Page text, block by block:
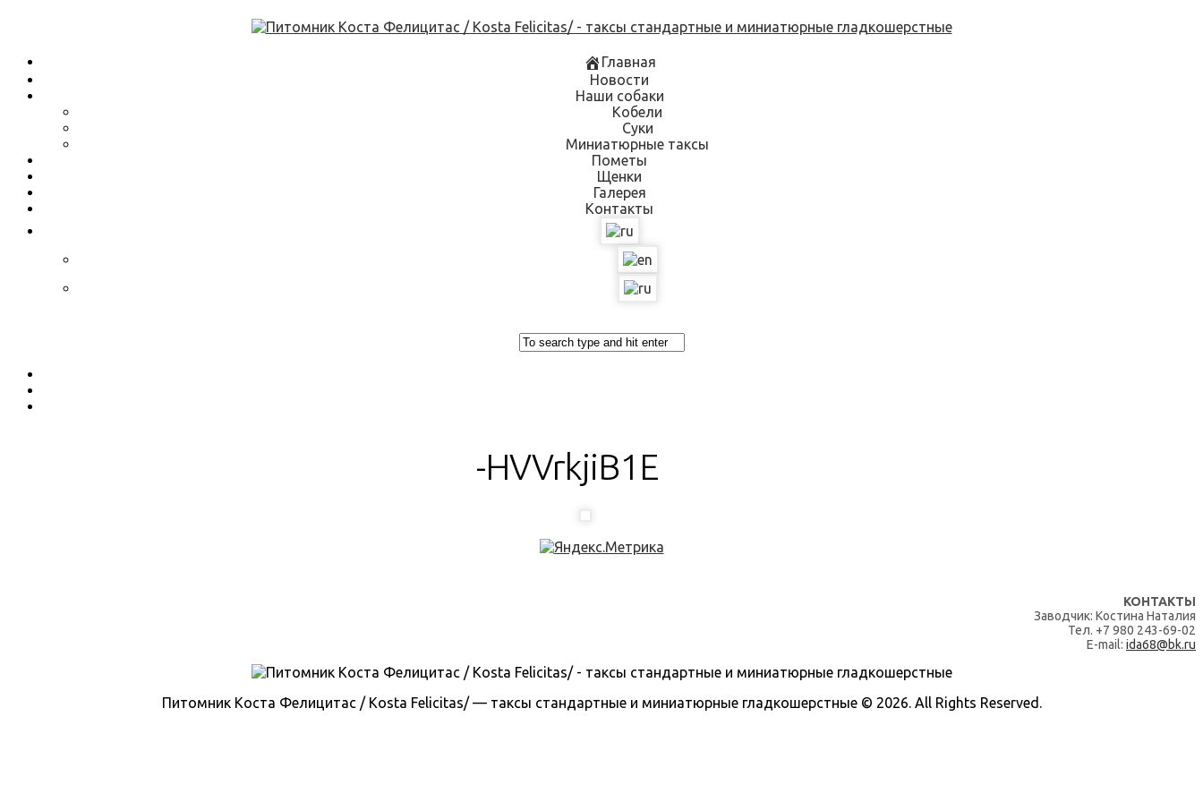
Skip
to
content
Главная
Новости
Наши собаки
Кобели
Суки
Миниатюрные таксы
Пометы
Щенки
Галерея
Контакты
-HVVrkjiB1E
КОНТАКТЫ
Заводчик: Костина Наталия
Тел. +7 980 243-69-02
E-mail: ida68@bk.ru
Питомник Коста Фелицитас / Kosta Felicitas/ — таксы стандартные и миниатюрные гладкошерстные © 2026. All Rights Reserved.